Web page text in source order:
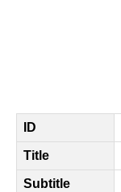
ID
Title
Subtitle